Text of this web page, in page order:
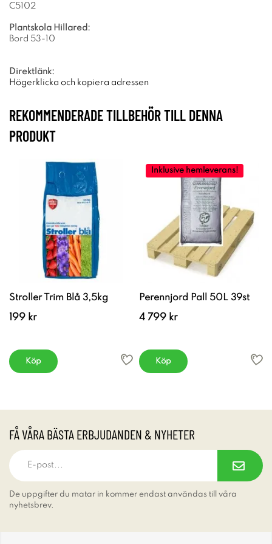
C5102
Plantskola Hillared:
Bord 53-10
Direktlänk:
Högerklicka och kopiera adressen
REKOMMENDERADE TILLBEHÖR TILL DENNA
PRODUKT
Stroller Trim Blå 3,5kg
199 kr
Köp
Inklusive hemleverans!
Perennjord Pall 50L 39st
4 799 kr
Köp
FÅ VÅRA BÄSTA ERBJUDANDEN & NYHETER
De uppgifter du matar in kommer endast användas till våra
nyhetsbrev.